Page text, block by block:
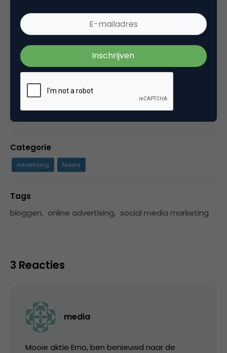
mede-organisator vanBetter Business, Better
World
op 7 oktober te Amsterdam en mede-
Social Media Club
in Nederland, WordCamp
Nederland en het Social Media Event. Verder kun
je met mij verbinden op o.a.:
Facebook
Categorie
Advertising Media
Tags
bloggen, online advertising, social media marketing
3 Reacties
media
Mooie aktie Erno, ben benieuwd naar de